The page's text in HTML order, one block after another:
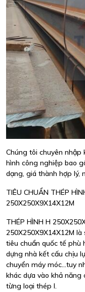
Chúng tôi chuyên nhập
hình công nghiệp bao
dạng, giá thành hợp lý,
TIÊU CHUẨN THÉP
250X250X9X14X12M
THÉP HÌNH H
250X250X9X14X12M
tiêu chuẩn quốc tế phù
dựng nhà kết cấu chịu
chuyển máy móc...tuy
khác dựa vào khả năng
từng loại thép I.